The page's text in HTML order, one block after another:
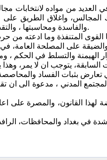
العديد من مواده لانتخابات
واغلاق الطريق على
والفاسدة ومحاسبتها ، والتقدم بخطوات جادة نحو الاصلاح المرتجى.
القوى المتنفذة وما ادعته
والضيقة على المصلحة
السابقة، يتوجب ان لا يمر،
المدني ، مدعوة الى
لهذا القانون، والمصرة على